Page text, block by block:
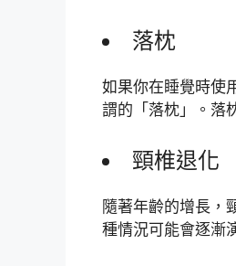
落枕
如果你在睡覺時使
謂的「落枕」。落
頸椎退化
隨著年齡的增長，
種情況可能會逐漸